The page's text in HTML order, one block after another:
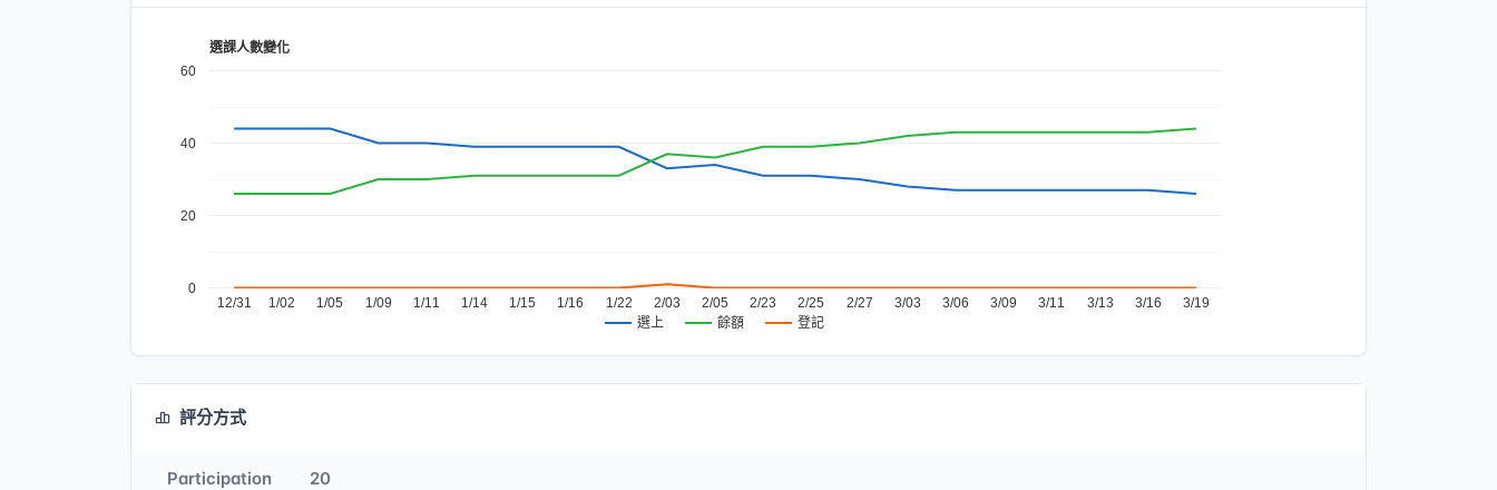
選課人數變化
選上 餘額 登記
12/31 1/02 1/05 1/09 1/11 1/14 1/15 1/16 1/22 2/03 2/05 2/23 2/25 2/27 3/03 3/06 3/09 3/11 3/13 3/16 3/19
0
20
40
60
評分方式
Participation 20